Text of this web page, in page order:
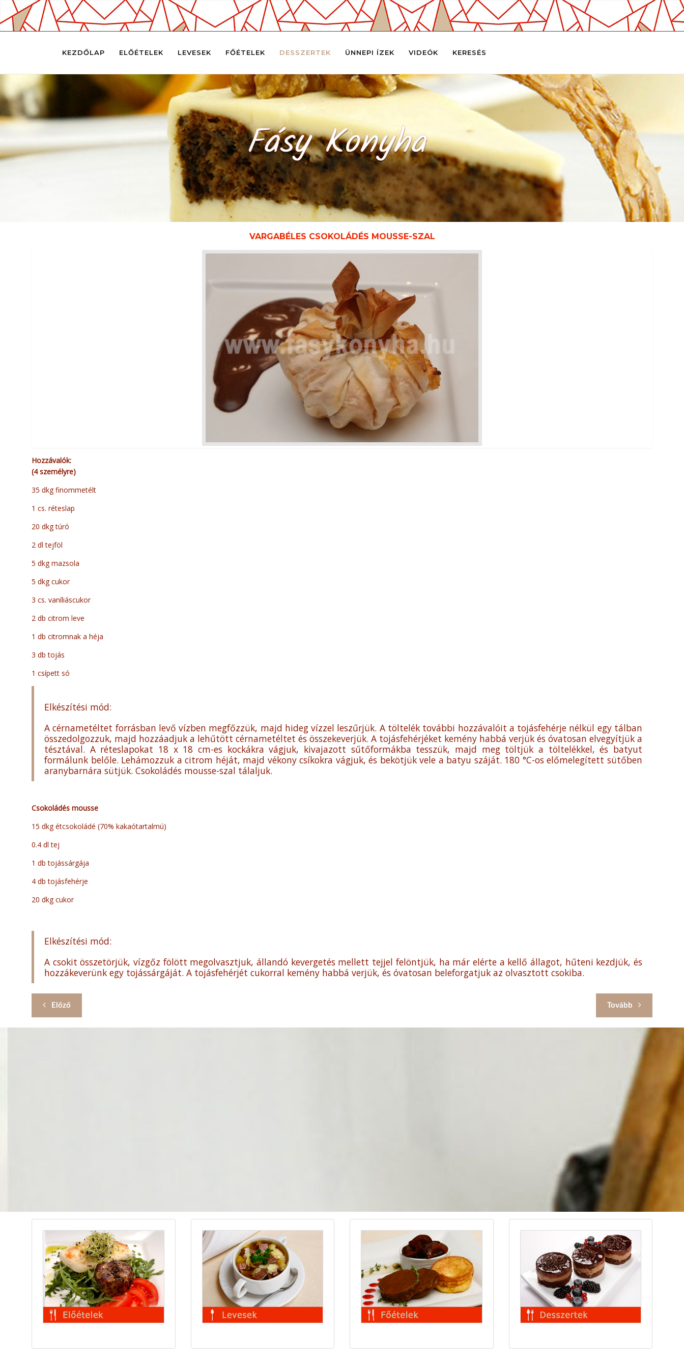
KEZDŐLAP ELŐÉTELEK LEVESEK FŐÉTELEK DESSZERTEK ÜNNEPI ÍZEK VIDEÓK KERESÉS
VARGABÉLES CSOKOLÁDÉS MOUSSE-SZAL
Hozzávalók:
(4 személyre)
35 dkg finommetélt
1 cs. réteslap
20 dkg túró
2 dl tejföl
5 dkg mazsola
5 dkg cukor
3 cs. vaníliáscukor
2 db citrom leve
1 db citromnak a héja
3 db tojás
1 csípett só
Elkészítési mód:
A cérnametéltet forrásban levő vízben megfőzzük, majd hideg vízzel leszűrjük. A töltelék további hozzávalóit a tojásfehérje nélkül egy tálban
összedolgozzuk, majd hozzáadjuk a lehűtött cérnametéltet és összekeverjük. A tojásfehérjéket kemény habbá verjük és óvatosan elvegyítjük a
tésztával. A réteslapokat 18 x 18 cm-es kockákra vágjuk, kivajazott sűtőformákba tesszük, majd meg töltjük a töltelékkel, és batyut
formálunk belőle. Lehámozzuk a citrom héját, majd vékony csíkokra vágjuk, és bekötjük vele a batyu száját. 180 °C-os előmelegített sütőben
aranybarnára sütjük. Csokoládés mousse-szal tálaljuk.
Csokoládés mousse
15 dkg étcsokoládé (70% kakaótartalmú)
0.4 dl tej
1 db tojássárgája
4 db tojásfehérje
20 dkg cukor
Elkészítési mód:
A csokit összetörjük, vízgőz fölött megolvasztjuk, állandó kevergetés mellett tejjel felöntjük, ha már elérte a kellő állagot, hűteni kezdjük, és
hozzákeverünk egy tojássárgáját. A tojásfehérjét cukorral kemény habbá verjük, és óvatosan beleforgatjuk az olvasztott csokiba.
Előző Tovább